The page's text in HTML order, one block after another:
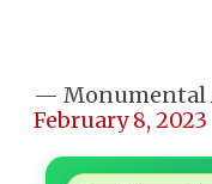
— Monumental
February 8, 2023